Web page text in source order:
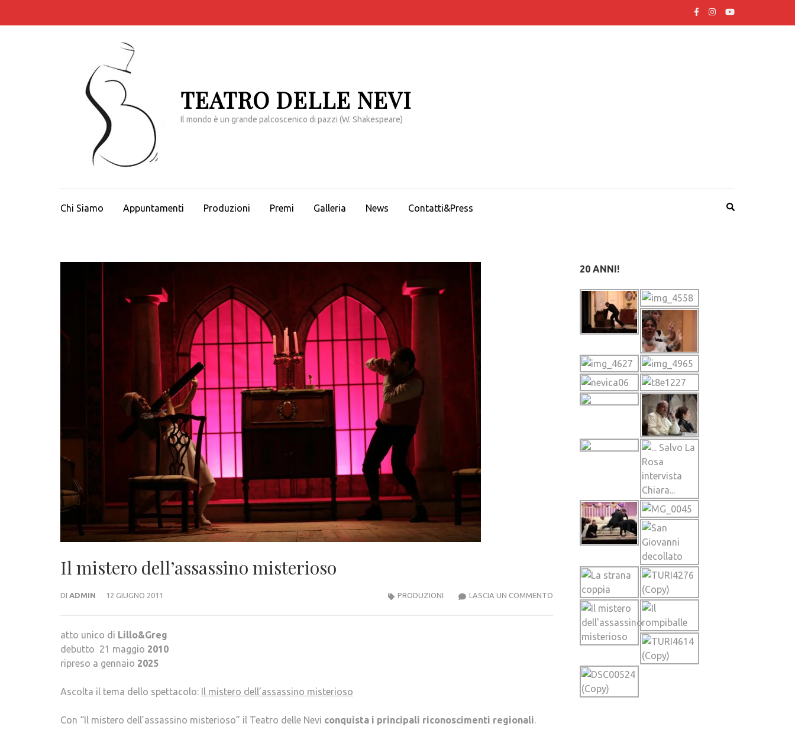
TEATRO DELLE NEVI
Il mondo è un grande palcoscenico di pazzi (W. Shakespeare)
Chi Siamo Appuntamenti Produzioni Premi Galleria News Contatti&Press
Il mistero dell’assassino misterioso
DI ADMIN 12 GIUGNO 2011 LASCIA UN COMMENTOIL
MISTERO
DELL’ASSASSINO
MISTERIOSO
PRODUZIONI
atto unico di Lillo&Greg
debutto 21 maggio 2010
ripreso a gennaio 2025
Ascolta il tema dello spettacolo: Il mistero dell’assassino misterioso
Con “Il mistero dell’assassino misterioso” il Teatro delle Nevi conquista i principali riconoscimenti regionali.
20 ANNI!